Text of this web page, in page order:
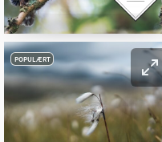
POPULÆRT